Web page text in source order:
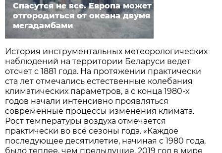
Спасутся не все. Европа может
отгородиться от океана двумя
мегадамбами
История инструментальных метеорологических
наблюдений на территории Беларуси ведет
отсчет с 1881 года. На протяжении практически
ста лет отмечались естественные колебания
климатических параметров, а с конца 1980-х
годов начали интенсивно проявляться
современные процессы изменения климата.
Рост температуры воздуха отмечается
практически во все сезоны года. «Каждое
последующее десятилетие, начиная с 1980 года,
было теплее, чем предыдущие. 2019 год в мире